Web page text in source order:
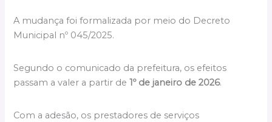
A mudança foi formalizada por meio do Decreto
Municipal nº 045/2025.
Segundo o comunicado da prefeitura, os efeitos
passam a valer a partir de1º de janeiro de 2026.
Com a adesão, os prestadores de serviços